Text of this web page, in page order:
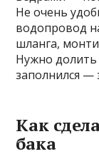
Не очень
водопровод
шланга,
Нужно
заполнился —
Как
бака